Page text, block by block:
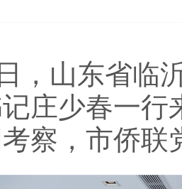
山东省临沂
庄少春一行
察，市侨